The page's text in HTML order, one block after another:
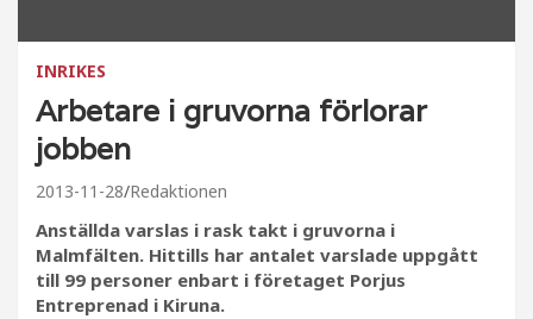
INRIKES
Arbetare i gruvorna förlorar
jobben
2013-11-28 Redaktionen
Anställda varslas i rask takt i gruvorna i
Malmfälten. Hittills har antalet varslade uppgått
till 99 personer enbart i företaget Porjus
Entreprenad i Kiruna.